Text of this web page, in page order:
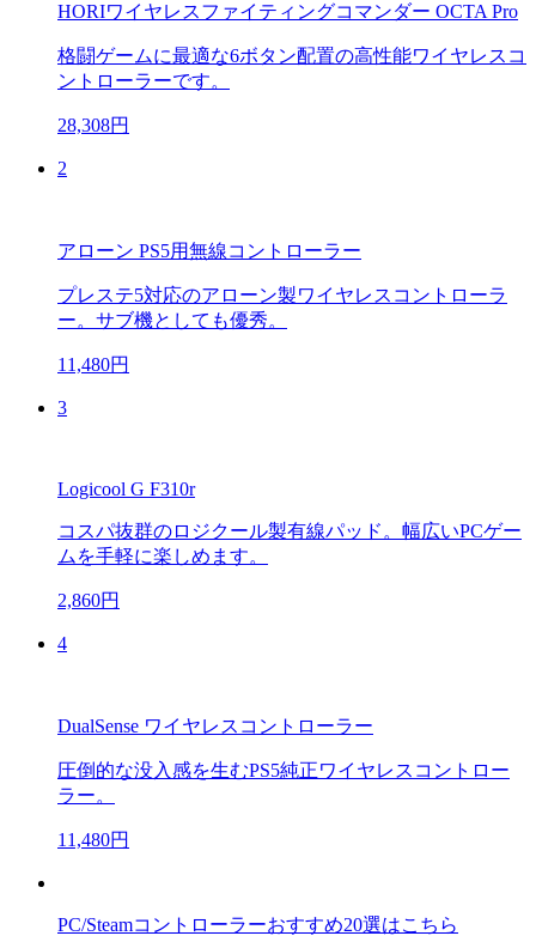
HORIワイヤレスファイティングコマンダー OCTA Pro
格闘ゲームに最適な6ボタン配置の高性能ワイヤレスコ
ントローラーです。
28,308円
2
アローン PS5用無線コントローラー
プレステ5対応のアローン製ワイヤレスコントローラ
ー。サブ機としても優秀。
11,480円
3
Logicool G F310r
コスパ抜群のロジクール製有線パッド。幅広いPCゲー
ムを手軽に楽しめます。
2,860円
4
DualSense ワイヤレスコントローラー
圧倒的な没入感を生むPS5純正ワイヤレスコントロー
ラー。
11,480円
PC/Steamコントローラーおすすめ20選はこちら